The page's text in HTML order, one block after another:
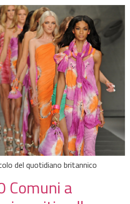
del quotidiano britannico
Comuni a